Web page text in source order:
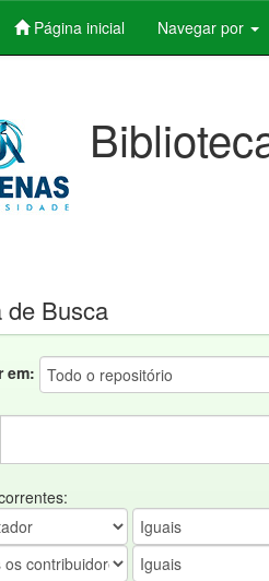
Página inicial Navegar por
de Busca
em: